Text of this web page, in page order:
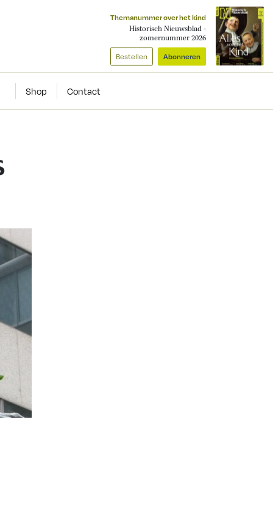
Themanummer over het kind
Historisch Nieuwsblad -
zomernummer 2026
Bestellen Abonneren
Shop Contact